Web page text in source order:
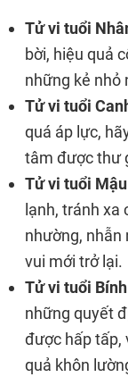
Tử vi tuổi
bời, hiệu quả
những kẻ nhỏ
Tử vi tuổi
quá áp lực,
tâm được thư
Tử vi tuổi
lạnh, tránh
nhường, nhẫn
vui mới trở lại.
Tử vi tuổi
những quyết
được hấp tấp,
quả khôn